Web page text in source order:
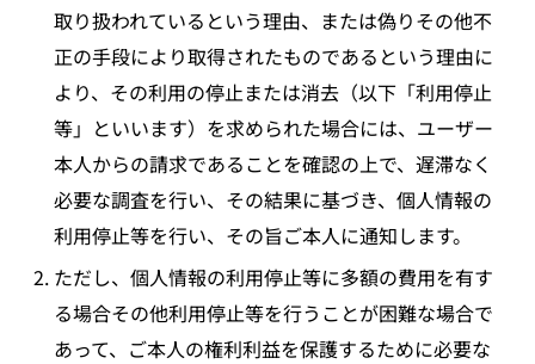
取り扱われているという理由、または偽りその他不
正の手段により取得されたものであるという理由に
より、その利用の停止または消去（以下「利用停止
等」といいます）を求められた場合には、ユーザー
本人からの請求であることを確認の上で、遅滞なく
必要な調査を行い、その結果に基づき、個人情報の
利用停止等を行い、その旨ご本人に通知します。
ただし、個人情報の利用停止等に多額の費用を有す
る場合その他利用停止等を行うことが困難な場合で
あって、ご本人の権利利益を保護するために必要な